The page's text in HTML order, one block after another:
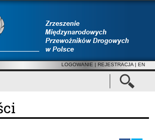
LOGOWANIE | REJESTRACJA | EN